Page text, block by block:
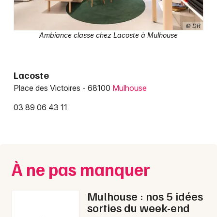
Mon email
Je m'abonne
© DR
Ambiance classe chez Lacoste à Mulhouse
Lacoste
Place des Victoires - 68100 Mulhouse
03 89 06 43 11
À ne pas manquer
Mulhouse : nos 5 idées
sorties du week-end